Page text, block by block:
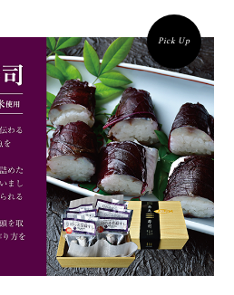
Pick Up